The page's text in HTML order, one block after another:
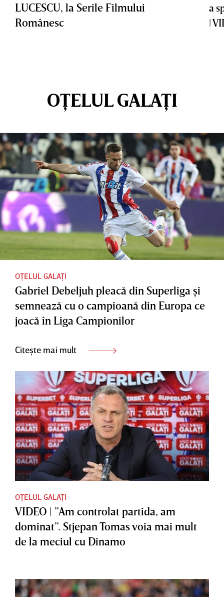
LUCESCU, la Serile Filmului
Românesc
a
|
OȚELUL GALAȚI
OȚELUL GALAȚI
Gabriel Debeljuh pleacă din Superliga şi
semnează cu o campioană din Europa ce
joacă în Liga Campionilor
Citește mai mult
OȚELUL GALAȚI
VIDEO | ”Am controlat partida, am
dominat”. Stjepan Tomas voia mai mult
de la meciul cu Dinamo